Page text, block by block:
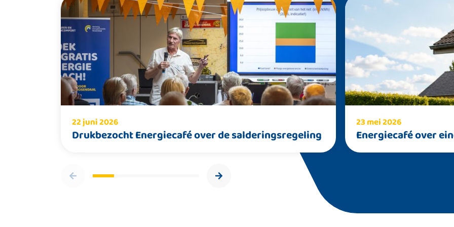
22 juni 2026
Drukbezocht Energiecafé over de salderingsregeling
23 mei 2026
Energiecafé over